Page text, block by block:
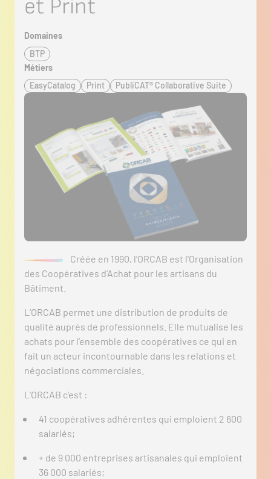
et Print
Domaines
BTP
Métiers
EasyCatalog
Print PubliCAT® Collaborative Suite
Créée en 1990, l’ORCAB est l’Organisation
des Coopératives d’Achat pour les artisans du
Bâtiment.
L’ORCAB permet une distribution de produits de
qualité auprès de professionnels. Elle mutualise les
achats pour l’ensemble des coopératives ce qui en
fait un acteur incontournable dans les relations et
négociations commerciales.
L’ORCAB c’est :
41 coopératives adhérentes qui emploient 2 600
salariés;
+ de 9 000 entreprises artisanales qui emploient
36 000 salariés;